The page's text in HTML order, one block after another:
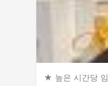
★ 높은 시간당